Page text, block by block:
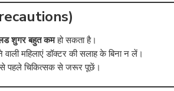
शुगर बहुत कमहो सकता है।
वाली महिलाएं डॉक्टर की सलाह के बिना न लें।
से पहले चिकित्सक से जरूर पूछें।